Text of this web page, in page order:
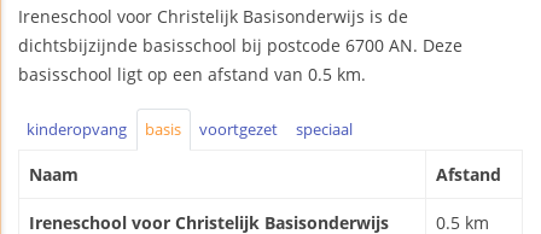
Ireneschool voor Christelijk Basisonderwijs is de
dichtsbijzijnde basisschool bij postcode 6700 AN. Deze
basisschool ligt op een afstand van 0.5 km.
kinderopvang basis voortgezet speciaal
Naam Afstand
Ireneschool voor Christelijk Basisonderwijs 0.5 km